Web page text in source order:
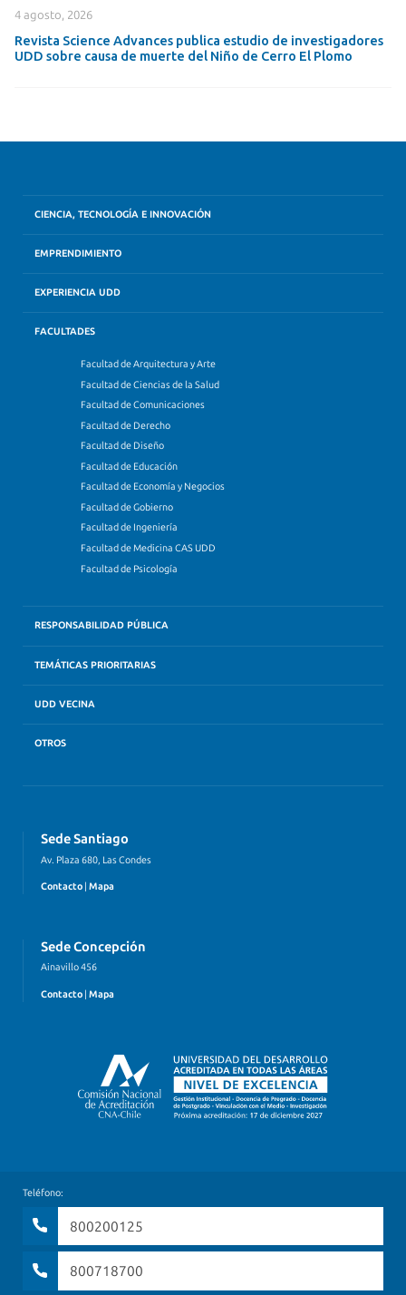
4 agosto, 2026
Revista Science Advances publica estudio de investigadores
UDD sobre causa de muerte del Niño de Cerro El Plomo
CIENCIA, TECNOLOGÍA E INNOVACIÓN
EMPRENDIMIENTO
EXPERIENCIA UDD
FACULTADES
Facultad de Arquitectura y Arte
Facultad de Ciencias de la Salud
Facultad de Comunicaciones
Facultad de Derecho
Facultad de Diseño
Facultad de Educación
Facultad de Economía y Negocios
Facultad de Gobierno
Facultad de Ingeniería
Facultad de Medicina CAS UDD
Facultad de Psicología
RESPONSABILIDAD PÚBLICA
TEMÁTICAS PRIORITARIAS
UDD VECINA
OTROS
Sede Santiago
Av. Plaza 680, Las Condes
Contacto | Mapa
Sede Concepción
Ainavillo 456
Contacto | Mapa
Teléfono:
800200125
800718700